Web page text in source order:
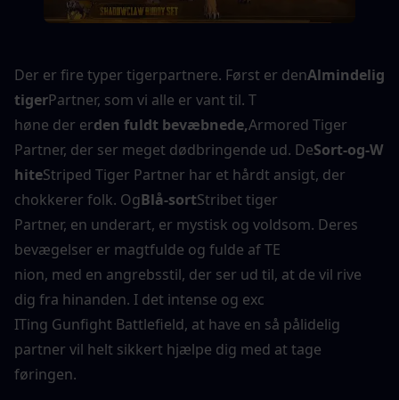
Der er fire typer tigerpartnere. Først er denAlmindelig
tigerPartner, som vi alle er vant til. T
høne der erden fuldt bevæbnede,Armored Tiger
Partner, der ser meget dødbringende ud. DeSort-og-W
hiteStriped Tiger Partner har et hårdt ansigt, der
chokkerer folk. OgBlå-sortStribet tiger
Partner, en underart, er mystisk og voldsom. Deres
bevægelser er magtfulde og fulde af TE
nion, med en angrebsstil, der ser ud til, at de vil rive
dig fra hinanden. I det intense og exc
ITing Gunfight Battlefield, at have en så pålidelig
partner vil helt sikkert hjælpe dig med at tage
føringen.